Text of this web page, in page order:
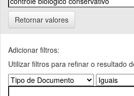
Retornar valores
Adicionar filtros:
Utilizar filtros para refinar o resultado